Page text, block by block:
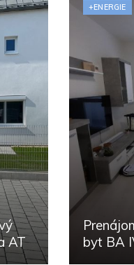
AT
+ENERGIE
byt BA